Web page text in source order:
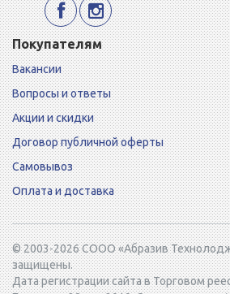
Покупателям
Вакансии
Вопросы и ответы
Акции и скидки
Договор публичной оферты
Самовывоз
Оплата и доставка
© 2003-2026 СООО «Абразив
защищены.
Дата регистрации сайта в Торговом